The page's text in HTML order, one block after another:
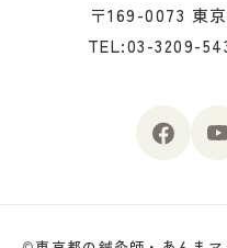
〒169-0073 東
TEL:03-3209-